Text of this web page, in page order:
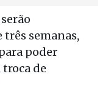
semanas,
poder
de